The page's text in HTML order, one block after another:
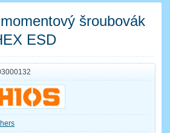
šroubovák
ESD